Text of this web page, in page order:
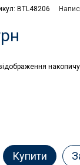
BTL48206
Купити